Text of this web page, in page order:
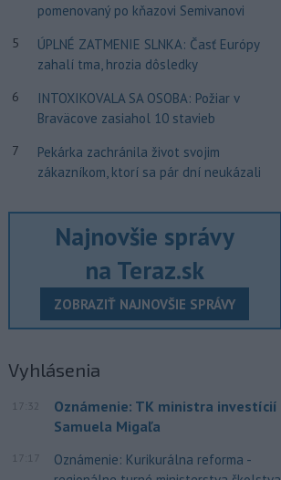
pomenovaný po kňazovi Semivanovi
5
ÚPLNÉ ZATMENIE SLNKA: Časť Európy
zahalí tma, hrozia dôsledky
6
INTOXIKOVALA SA OSOBA: Požiar v
Braväcove zasiahol 10 stavieb
7
Pekárka zachránila život svojim
zákazníkom, ktorí sa pár dní neukázali
Najnovšie správy
na Teraz.sk
ZOBRAZIŤ NAJNOVŠIE SPRÁVY
Vyhlásenia
17:32
Oznámenie: TK ministra investícií
Samuela Migaľa
17:17
Oznámenie: Kurikurálna reforma -